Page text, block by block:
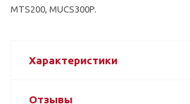
MTS200, MUCS300P.
Характеристики
Отзывы